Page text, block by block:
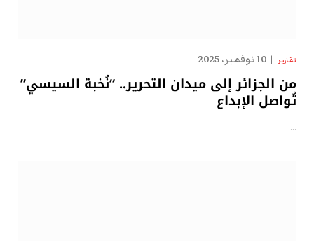
تقارير 10 نوفمبر، 2025
من الجزائر إلى ميدان التحرير.. “نُخبة السيسي”
تُواصل الإبداع
…